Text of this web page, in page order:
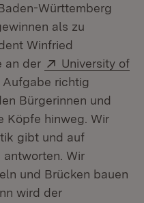
Württemberg
als zu
Winfried
an der
Extern:
University of
Aufgabe richtig
Bürgerinnen und
Köpfe hinweg. Wir
gibt und auf
Wir
und Brücken bauen
wird der